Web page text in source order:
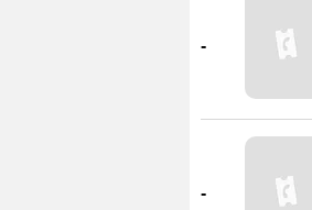
-
-